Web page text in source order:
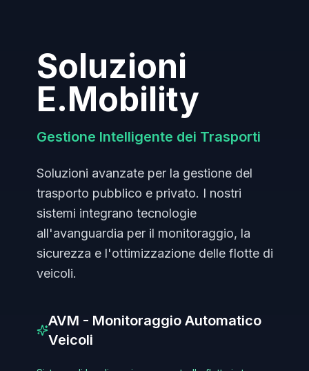
Soluzioni
E.Mobility
Gestione Intelligente dei Trasporti
Soluzioni avanzate per la gestione del
trasporto pubblico e privato. I nostri
sistemi integrano tecnologie
all'avanguardia per il monitoraggio, la
sicurezza e l'ottimizzazione delle flotte di
veicoli.
AVM - Monitoraggio Automatico
Veicoli